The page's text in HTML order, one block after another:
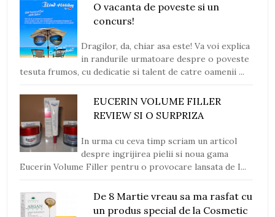
O vacanta de poveste si un
concurs!
Dragilor, da, chiar asa este! Va voi explica
in randurile urmatoare despre o poveste
tesuta frumos, cu dedicatie si talent de catre oamenii ...
EUCERIN VOLUME FILLER
REVIEW SI O SURPRIZA
In urma cu ceva timp scriam un articol
despre ingrijirea pielii si noua gama
Eucerin Volume Filler pentru o provocare lansata de I...
De 8 Martie vreau sa ma rasfat cu
un produs special de la Cosmetic